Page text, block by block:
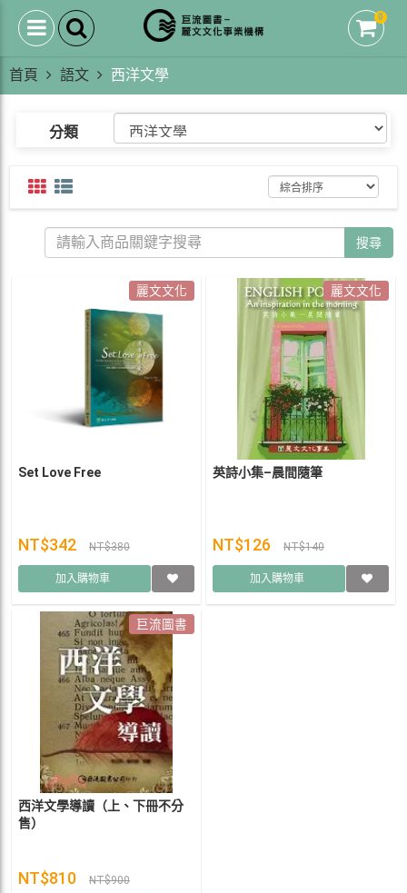
0
首頁 語文 西洋文學
分類
搜尋
麗文文化
Set Love Free
NT$342 NT$380
加入購物車
麗文文化
英詩小集–晨間隨筆
NT$126 NT$140
加入購物車
巨流圖書
西洋文學導讀（上、下冊不分
售）
NT$810 NT$900